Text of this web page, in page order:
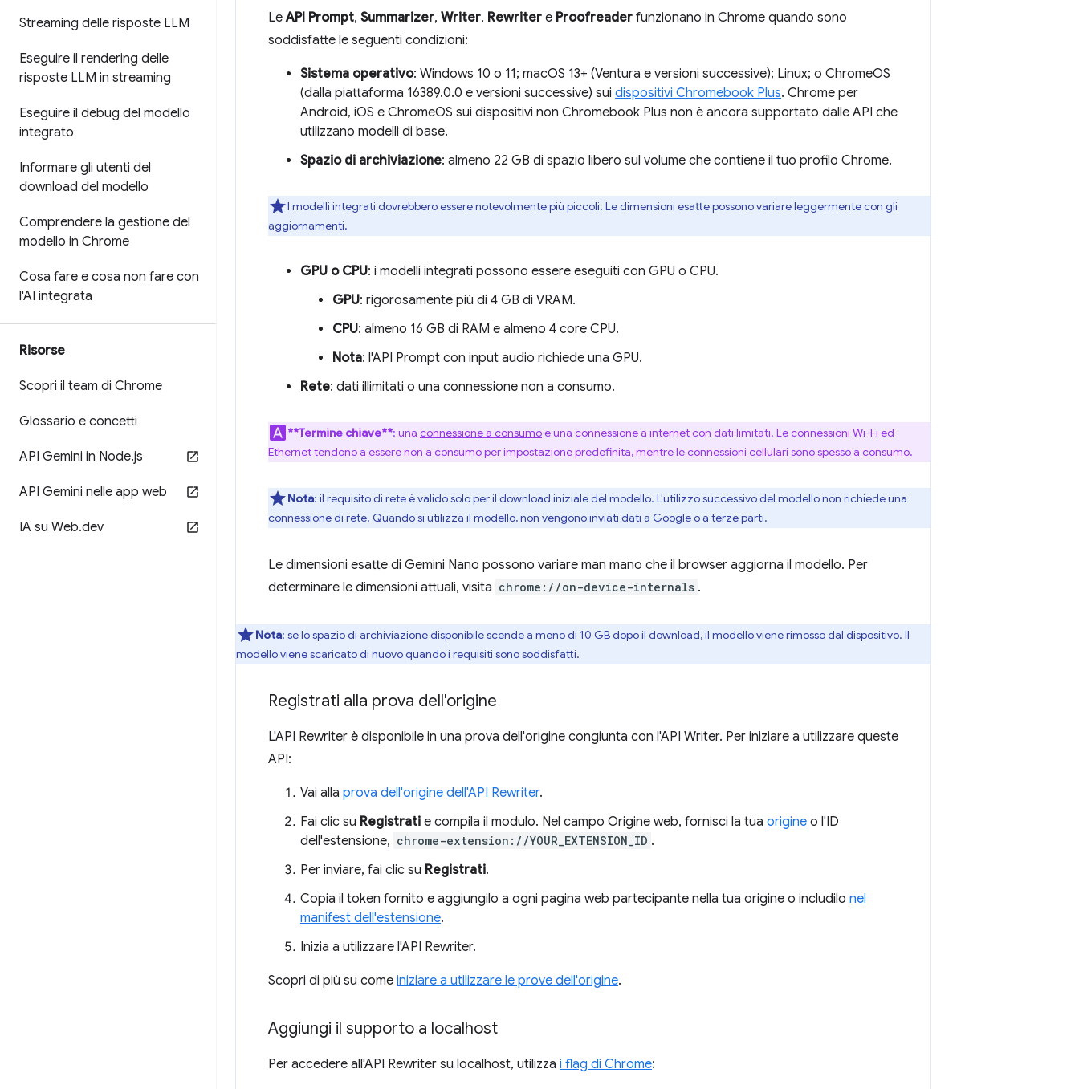
Streaming delle risposte LLM
Eseguire il rendering delle
risposte LLM in streaming
Eseguire il debug del modello
integrato
Informare gli utenti del
download del modello
Comprendere la gestione del
modello in Chrome
Cosa fare e cosa non fare con
l'AI integrata
Risorse
Scopri il team di Chrome
Glossario e concetti
API Gemini in Node.js
API Gemini nelle app web
IA su Web.dev
LeAPI Prompt, Summarizer, Writer, Rewriter e Proofreader funzionano in Chrome quando sono
soddisfatte le seguenti condizioni:
Sistema operativo: Windows 10 o 11; macOS 13+ (Ventura e versioni successive); Linux; o ChromeOS
(dalla piattaforma 16389.0.0 e versioni successive) sui dispositivi Chromebook Plus. Chrome per
Android, iOS e ChromeOS sui dispositivi non Chromebook Plus non è ancora supportato dalle API che
utilizzano modelli di base.
Spazio di archiviazione: almeno 22 GB di spazio libero sul volume che contiene il tuo profilo Chrome.
I modelli integrati dovrebbero essere notevolmente più piccoli. Le dimensioni esatte possono variare leggermente con gli
aggiornamenti.
GPU o CPU: i modelli integrati possono essere eseguiti con GPU o CPU.
GPU: rigorosamente più di 4 GB di VRAM.
CPU: almeno 16 GB di RAM e almeno 4 core CPU.
Nota: l'API Prompt con input audio richiede una GPU.
Rete: dati illimitati o una connessione non a consumo.
**Termine chiave**: una connessione a consumoè una connessione a internet con dati limitati. Le connessioni Wi-Fi ed
Ethernet tendono a essere non a consumo per impostazione predefinita, mentre le connessioni cellulari sono spesso a consumo.
Nota: il requisito di rete è valido solo per il download iniziale del modello. L'utilizzo successivo del modello non richiede una
connessione di rete. Quando si utilizza il modello, non vengono inviati dati a Google o a terze parti.
Le dimensioni esatte di Gemini Nano possono variare man mano che il browser aggiorna il modello. Per
determinare le dimensioni attuali, visita chrome://on-device-internals .
Nota: se lo spazio di archiviazione disponibile scende a meno di 10 GB dopo il download, il modello viene rimosso dal dispositivo. Il
modello viene scaricato di nuovo quando i requisiti sono soddisfatti.
Registrati alla prova dell'origine
L'API Rewriter è disponibile in una prova dell'origine congiunta con l'API Writer. Per iniziare a utilizzare queste
API:
Vai alla prova dell'origine dell'API Rewriter.
Fai clic su Registrati e compila il modulo. Nel campo Origine web, fornisci la tua origine o l'ID
dell'estensione, chrome-extension://YOUR_EXTENSION_ID .
Per inviare, fai clic su Registrati.
Copia il token fornito e aggiungilo a ogni pagina web partecipante nella tua origine o includilo nel
manifest dell'estensione.
Inizia a utilizzare l'API Rewriter.
Scopri di più su come iniziare a utilizzare le prove dell'origine.
Aggiungi il supporto a localhost
Per accedere all'API Rewriter su localhost, utilizza i flag di Chrome: